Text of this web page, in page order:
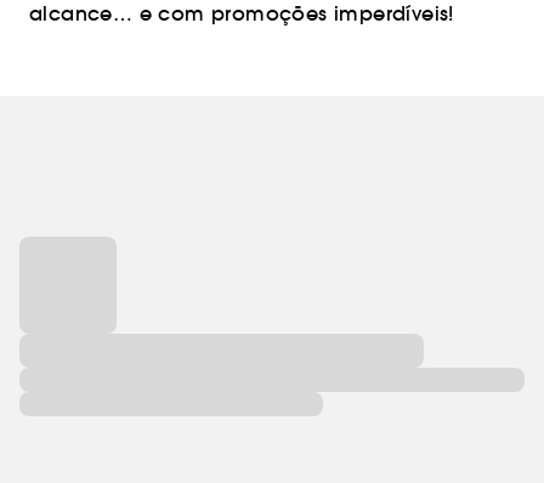
alcance… e com promoções imperdíveis!